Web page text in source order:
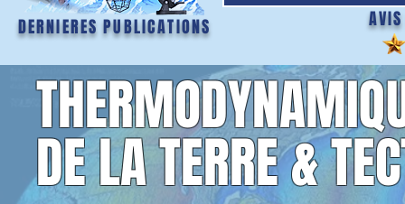
DERNIERES PUBLICATIONS
DE LA TERRE &